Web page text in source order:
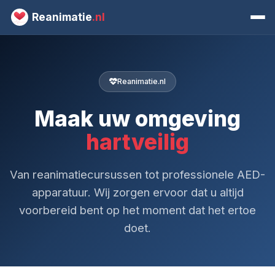
Reanimatie.nl
Reanimatie.nl
Maak uw omgeving
hartveilig
Van reanimatiecursussen tot professionele AED-
apparatuur. Wij zorgen ervoor dat u altijd
voorbereid bent op het moment dat het ertoe
doet.